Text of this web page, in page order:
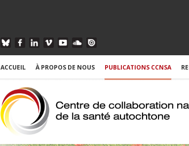
ACCUEIL À PROPOS DE NOUS PUBLICATIONS CCNSA